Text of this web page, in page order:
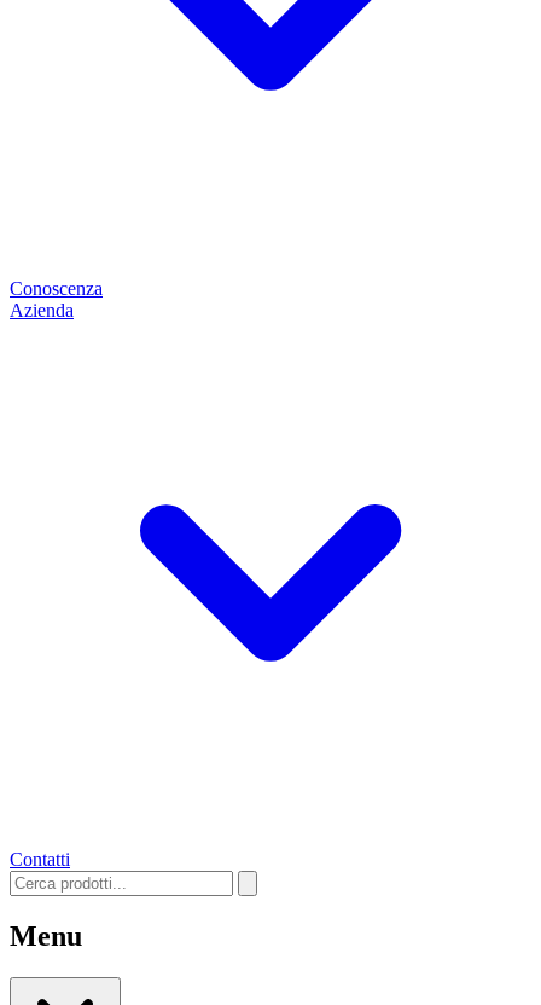
Conoscenza
Azienda
Contatti
Menu